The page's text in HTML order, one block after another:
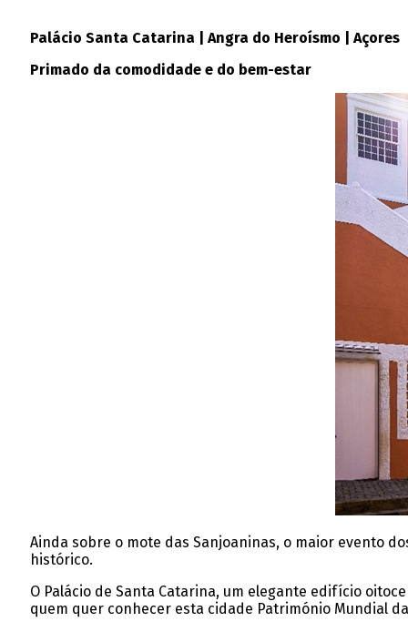
Palácio Santa Catarina | Angra do Heroísmo | Açores
Primado da comodidade e do bem-estar
Ainda sobre o mote das Sanjoaninas, o maior evento
histórico.
O Palácio de Santa Catarina, um elegante edifício
quem quer conhecer esta cidade Património Mundial da